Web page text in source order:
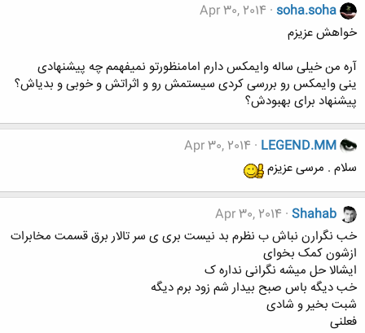
soha.soha
Apr 30, 2014
خواهش عزیزم
آره من خیلی ساله وایمکس دارم امامنظورتو نمیفهمم چه پیشنهادی
ینی وایمکس رو بررسی کردی سیستمش رو و اثراتش و خوبی و بدیاش؟
پیشنهاد برای بهبودش؟
LEGEND.MM
Apr 30, 2014
سلام . مرسی عزیزم
Shahab
Apr 30, 2014
خب نگرارن نباش ب نظرم بد نیست بری ی سر تالار برق قسمت مخابرات
ازشون کمک بخوای
ایشالا حل میشه نگرانی نداره ک
خب دیگه باس صبح بیدار شم زود برم دیگه
شبت بخیر و شادی
فعلنی